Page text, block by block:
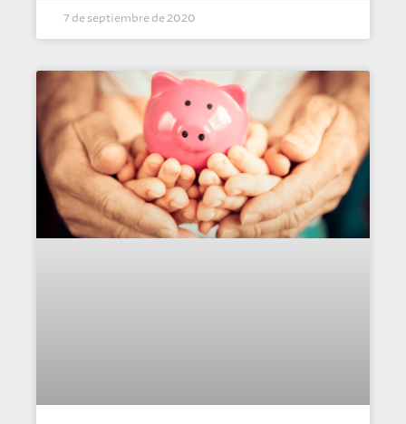
7 de septiembre de 2020